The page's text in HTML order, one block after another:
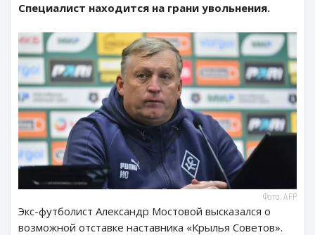
Специалист находится на грани увольнения.
Фото: AFP
Экс-футболист Александр Мостовой высказался о
возможной отставке наставника «Крылья Советов».